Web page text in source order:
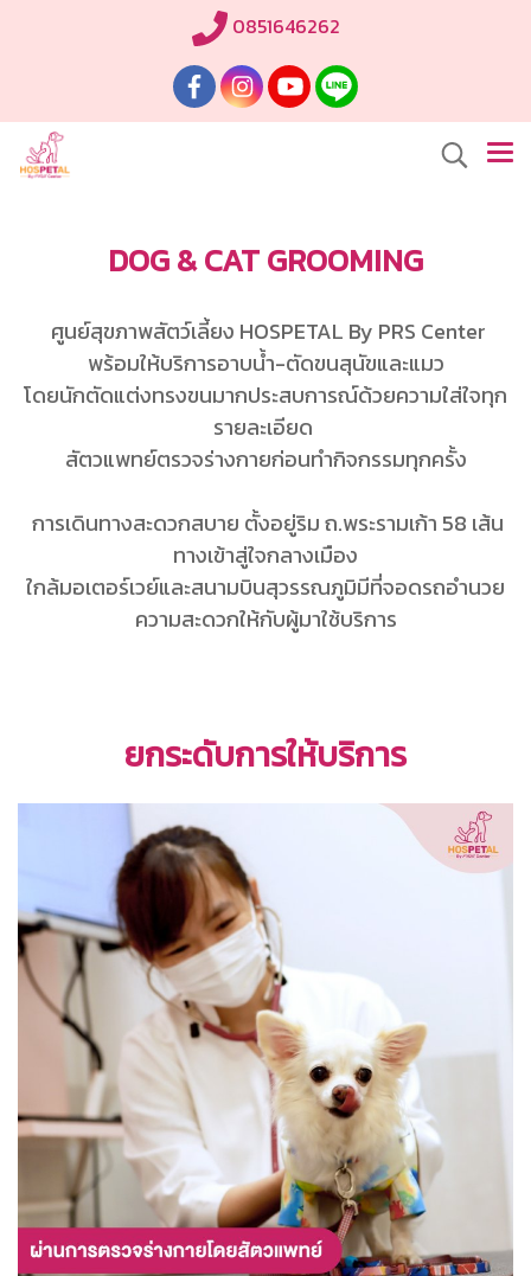
0851646262
DOG & CAT GROOMING
ศูนย์สุขภาพสัตว์เลี้ยง HOSPETAL By PRS Center
พร้อมให้บริการอาบน้ำ-ตัดขนสุนัขและแมว
โดยนักตัดแต่งทรงขนมากประสบการณ์ด้วยความใส่ใจทุก
รายละเอียด
สัตวแพทย์ตรวจร่างกายก่อนทำกิจกรรมทุกครั้ง
การเดินทางสะดวกสบาย ตั้งอยู่ริม ถ.พระรามเก้า 58 เส้น
ทางเข้าสู่ใจกลางเมือง
ใกล้มอเตอร์เวย์และสนามบินสุวรรณภูมิมีที่จอดรถอำนวย
ความสะดวกให้กับผู้มาใช้บริการ
ยกระดับการให้บริการ